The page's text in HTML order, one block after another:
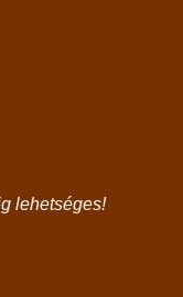
lehetséges!